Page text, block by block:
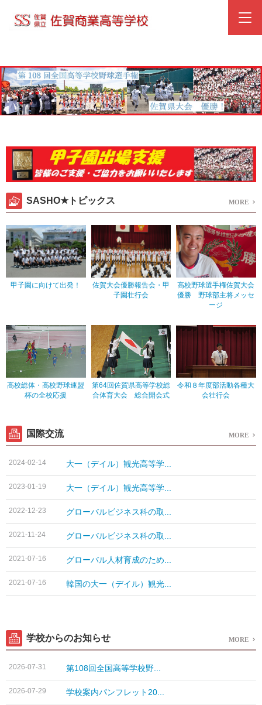
SASHO★トピックス MORE
甲子園に向けて出発！
佐賀大会優勝報告会・甲
子園壮行会
高校野球選手権佐賀大会
優勝 野球部主将メッセ
ージ
高校総体・高校野球連盟
杯の全校応援
第64回佐賀県高等学校総
合体育大会 総合開会式
令和８年度部活動各種大
会壮行会
国際交流 MORE
2024-02-14 大一（デイル）観光高等学...
2023-01-19 大一（デイル）観光高等学...
2022-12-23 グローバルビジネス科の取...
2021-11-24 グローバルビジネス科の取...
2021-07-16 グローバル人材育成のため...
2021-07-16 韓国の大一（デイル）観光...
学校からのお知らせ MORE
2026-07-31 第108回全国高等学校野...
2026-07-29 学校案内パンフレット20...